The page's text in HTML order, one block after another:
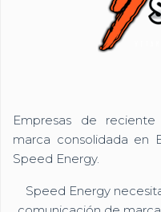
Empresas de
marca consolidada en
Speed Energy.
Speed Energy